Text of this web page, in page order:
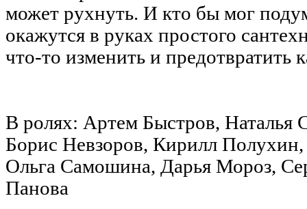
может рухнуть. И кто бы мог
окажутся в руках простого
что-то изменить и предотвратить
В ролях: Артем Быстров,
Борис Невзоров, Кирилл
Ольга Самошина, Дарья Мороз,
Панова